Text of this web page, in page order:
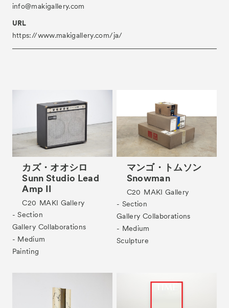
info@makigallery.com
URL
https://www.makigallery.com/ja/
カズ・オオシロ
Sunn Studio Lead
Amp II
C20 MAKI Gallery
- Section
Gallery Collaborations
- Medium
Painting
マンゴ・トムソン
Snowman
C20 MAKI Gallery
- Section
Gallery Collaborations
- Medium
Sculpture